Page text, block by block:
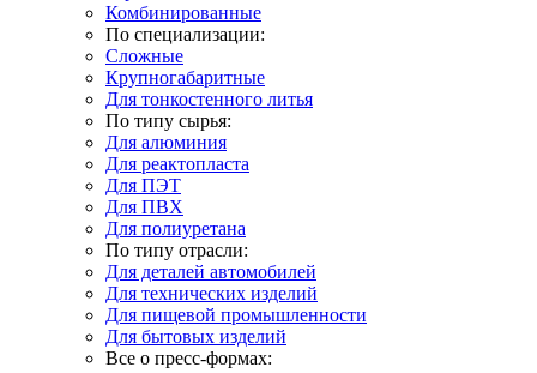
Комбинированные
По специализации:
Сложные
Крупногабаритные
Для тонкостенного литья
По типу сырья:
Для алюминия
Для реактопласта
Для ПЭТ
Для ПВХ
Для полиуретана
По типу отрасли:
Для деталей автомобилей
Для технических изделий
Для пищевой промышленности
Для бытовых изделий
Все о пресс-формах: